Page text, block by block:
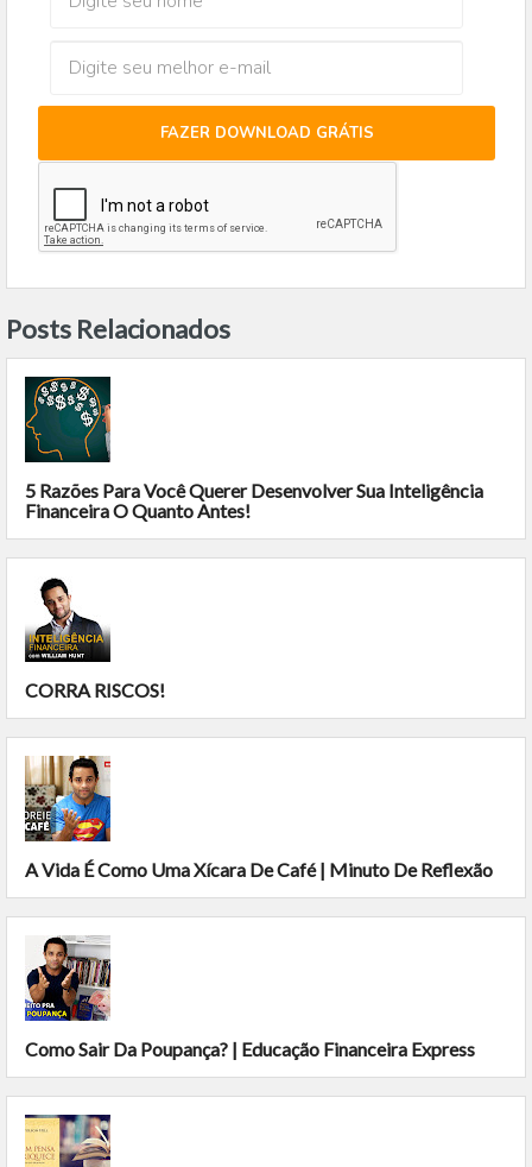
FAZER DOWNLOAD GRÁTIS
Posts Relacionados
5 Razões Para Você Querer Desenvolver Sua Inteligência
Financeira O Quanto Antes!
CORRA RISCOS!
A Vida É Como Uma Xícara De Café | Minuto De Reflexão
Como Sair Da Poupança? | Educação Financeira Express